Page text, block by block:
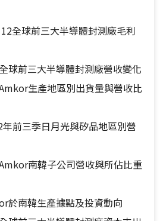
全球前三大半導體封測廠毛利
球前三大半導體封測廠營收變化
生產地區別出貨量與營收比
前三季日月光與矽品地區別營
南韓子公司營收與所佔比重
於南韓生產據點及投資動向